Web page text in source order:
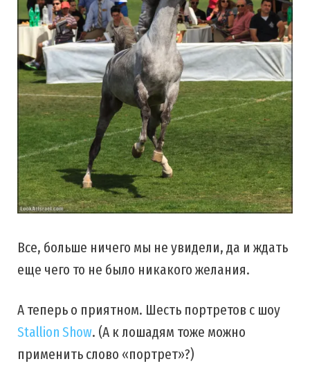
Все, больше ничего мы не увидели, да и ждать
еще чего то не было никакого желания.
А теперь о приятном. Шесть портретов с шоу
Stallion Show. (А к лошадям тоже можно
применить слово «портрет»?)